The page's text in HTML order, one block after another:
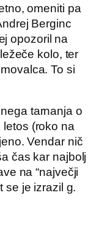
omeniti pa
Berginc
opozoril na
kolo, ter
To si
tarnanja o
letos (roko na
Vendar nič
čas kar najbolj
na “največji
se je izrazil g.